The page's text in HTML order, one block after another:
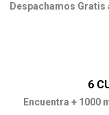
Despachamos
6
Encuentra + 1000